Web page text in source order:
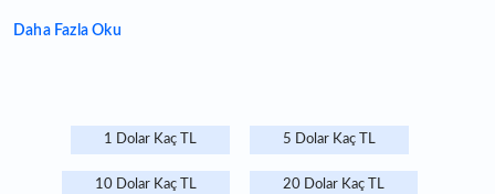
Daha Fazla Oku
1 Dolar Kaç TL 5 Dolar Kaç TL
10 Dolar Kaç TL 20 Dolar Kaç TL